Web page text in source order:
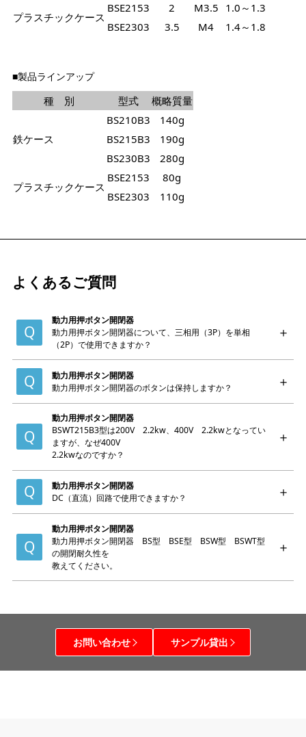
プラスチックケース
BSE2153 2 M3.5 1.0～1.3
BSE2303
3.5 M4 1.4～1.8
■製品ラインアップ
種 別 型式 概略質量
鉄ケース
BS210B3
140g
BS215B3
190g
BS230B3
280g
プラスチックケース
BSE2153
80g
BSE2303
110g
よくあるご質問
動力用押ボタン開閉器
動力用押ボタン開閉器について、三相用（3P）を単相
（2P）で使用できますか？
動力用押ボタン開閉器
動力用押ボタン開閉器のボタンは保持しますか？
動力用押ボタン開閉器
BSWT215B3型は200V 2.2kw、400V 2.2kwとなってい
ますが、なぜ400V
2.2kwなのですか？
動力用押ボタン開閉器
DC（直流）回路で使用できますか？
動力用押ボタン開閉器
動力用押ボタン開閉器 BS型 BSE型 BSW型 BSWT型
の開閉耐久性を
教えてください。
お問い合わせ サンプル貸出